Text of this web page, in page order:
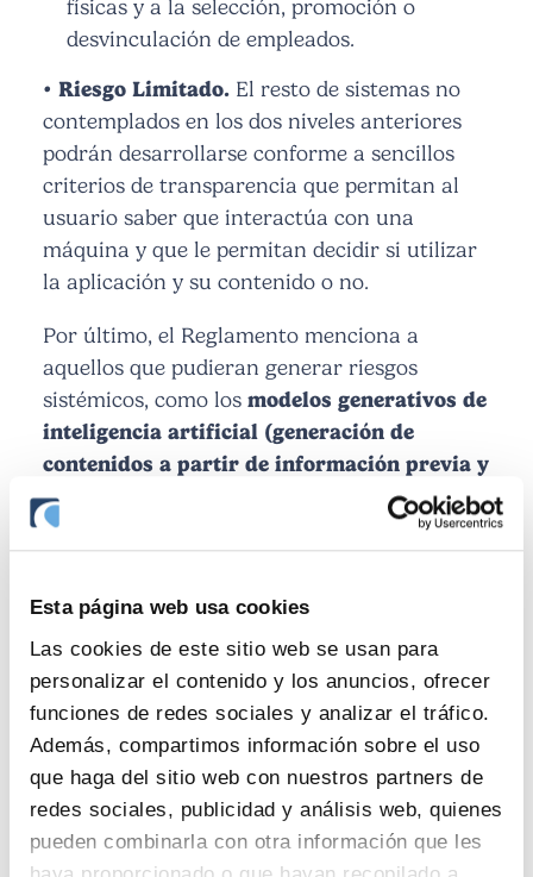
Esta página web usa cookies
Las cookies de este sitio web se usan para
personalizar el contenido y los anuncios, ofrecer
funciones de redes sociales y analizar el tráfico.
Además, compartimos información sobre el uso
que haga del sitio web con nuestros partners de
redes sociales, publicidad y análisis web, quienes
pueden combinarla con otra información que les
físicas y a la selección, promoción o
desvinculación de empleados.
• Riesgo Limitado. El resto de sistemas no
contemplados en los dos niveles anteriores
podrán desarrollarse conforme a sencillos
criterios de transparencia que permitan al
usuario saber que interactúa con una
máquina y que le permitan decidir si utilizar
la aplicación y su contenido o no.
Por último, el Reglamento menciona a
aquellos que pudieran generar riesgos
sistémicos, como los modelos generativos de
inteligencia artificial (generación de
contenidos a partir de información previa y
premisas marcadas por el usuario). En este
caso, deberán cumplir con obligaciones
adicionales de evaluación y mitigación del
riesgo, de comunicación en caso de
incidentes, y de protección de la
ciberseguridad, pudiendo los proveedores de
estos sistemas acudir también a códigos de
buenas prácticas para demostrar el
cumplimiento de estas obligaciones.
Finalmente, y con el fin de supervisar los
modelos existentesse ha creado la Oficina
Europea de Inteligencia Artificial y se ha